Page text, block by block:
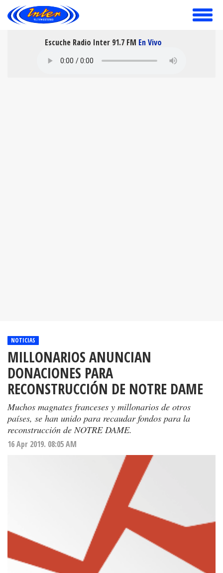
toggle
Escuche Radio Inter 91.7 FM En Vivo
NOTICIAS
MILLONARIOS ANUNCIAN
DONACIONES PARA
RECONSTRUCCIÓN DE NOTRE DAME
Muchos magnates franceses y millonarios de otros
países, se han unido para recaudar fondos para la
reconstrucción de NOTRE DAME.
16 Apr 2019. 08:05 AM